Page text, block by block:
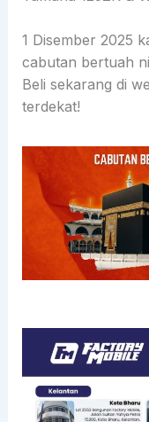
1 Disember 2025
cabutan bertuah
Beli sekarang di
terdekat!